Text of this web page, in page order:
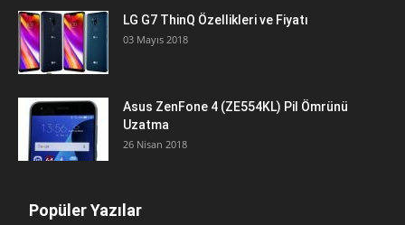
LG G7 ThinQ Özellikleri ve Fiyatı
03 Mayıs 2018
Asus ZenFone 4 (ZE554KL) Pil Ömrünü
Uzatma
26 Nisan 2018
Popüler Yazılar